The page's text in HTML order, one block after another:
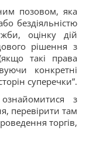
позовом, яка
бездіяльністю
оцінку дій
рішення з
такі права
конкретні
суперечки”.
з
перевірити там
торгів,